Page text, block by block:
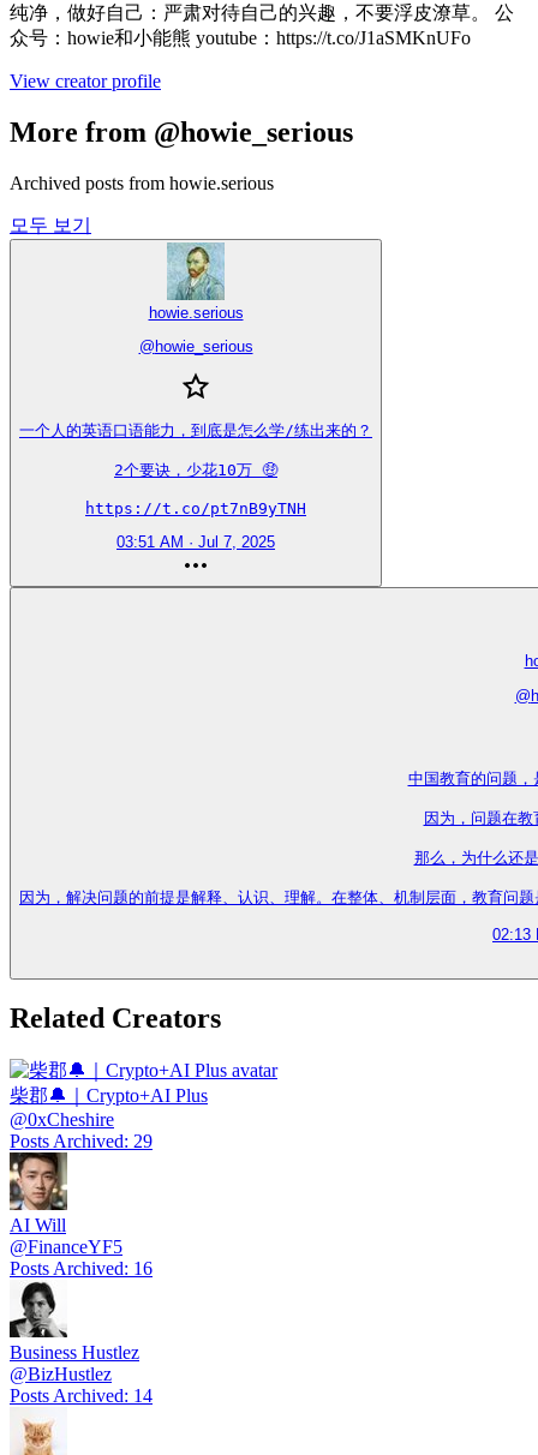
纯净，做好自己：严肃对待自己的兴趣，不要浮皮潦草。 公
众号：howie和小能熊 youtube：https://t.co/J1aSMKnUFo
View creator profile
More from @howie_serious
Archived posts from howie.serious
모두 보기
howie.serious
@ howie_serious
一个人的英语口语能力，到底是怎么学/练出来的？
2个要诀，少花10万 🤑
https://t.co/pt7nB9yTNH
03:51 AM · Jul 7, 2025
@
中国教育的问题
因为，问题在
那么，为什么还
因为，解决问题的前提是解释、认识、理解。在整体、机制层面，教
02:13
Related Creators
柴郡🔔｜Crypto+AI Plus
@0xCheshire
Posts Archived: 29
AI Will
@FinanceYF5
Posts Archived: 16
Business Hustlez
@BizHustlez
Posts Archived: 14